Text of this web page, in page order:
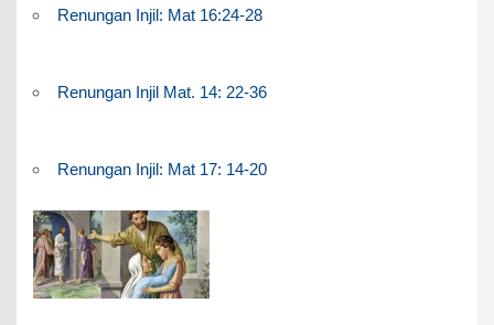
Renungan Injil: Mat 16:24-28
Renungan Injil Mat. 14: 22-36
Renungan Injil: Mat 17: 14-20